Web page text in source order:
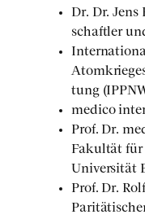
Dr. Dr.
schaft­ler
tung
med­ico
Prof. Dr.
Fakul­tät für
Uni­ver­si­tät
Prof. Dr.